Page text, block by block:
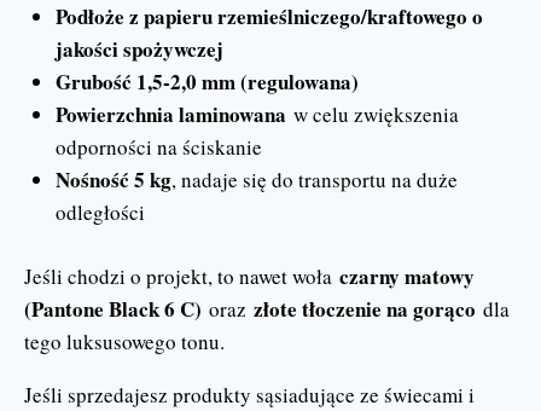
Podłoże z papieru rzemieślniczego/kraftowego o
jakości spożywczej
Grubość 1,5-2,0 mm (regulowana)
Powierzchnia laminowana w celu zwiększenia
odporności na ściskanie
Nośność 5 kg, nadaje się do transportu na duże
odległości
Jeśli chodzi o projekt, to nawet woła czarny matowy
(Pantone Black 6 C) oraz złote tłoczenie na gorąco dla
tego luksusowego tonu.
Jeśli sprzedajesz produkty sąsiadujące ze świecami i